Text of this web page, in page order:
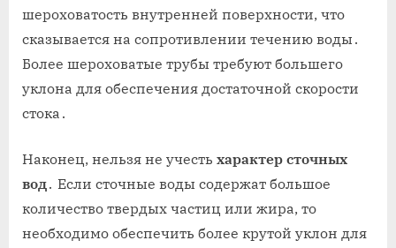
шероховатость внутренней поверхности, что
сказывается на сопротивлении течению воды․
Более шероховатые трубы требуют большего
уклона для обеспечения достаточной скорости
стока․
Наконец, нельзя не учесть характер сточных
вод․ Если сточные воды содержат большое
количество твердых частиц или жира, то
необходимо обеспечить более крутой уклон для